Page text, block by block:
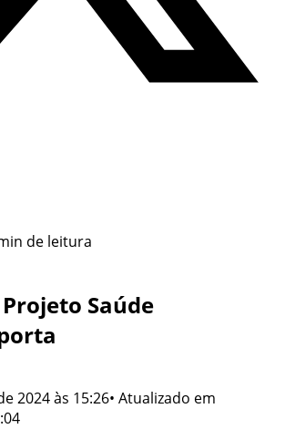
de leitura
Saúde
2024 às 15:26• Atualizado em